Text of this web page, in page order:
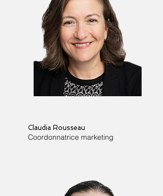
Claudia Rousseau
Coordonnatrice marketing